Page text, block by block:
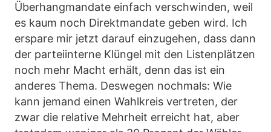
Überhangmandate einfach verschwinden, weil
es kaum noch Direktmandate geben wird. Ich
erspare mir jetzt darauf einzugehen, dass dann
der parteiinterne Klüngel mit den Listenplätzen
noch mehr Macht erhält, denn das ist ein
anderes Thema. Deswegen nochmals: Wie
kann jemand einen Wahlkreis vertreten, der
zwar die relative Mehrheit erreicht hat, aber